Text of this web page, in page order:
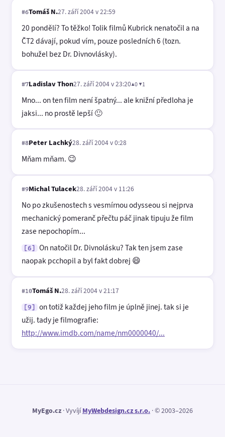
#6Tomáš N.27. září 2004 v 22:59
20 pondělí? To těžko! Tolik filmů Kubrick nenatočil a na
ČT2 dávají, pokud vím, pouze posledních 6 (tozn.
bohužel bez Dr. Divnovlásky).
#7Ladislav Thon27. září 2004 v 23:20▲0 ▼1
Mno... on ten film není špatný... ale knižní předloha je
jaksi... no prostě lepší 🙂
#8Peter Lachký28. září 2004 v 0:28
Mňam mňam. 😉
#9Michal Tulacek28. září 2004 v 11:26
No po zkušenostech s vesmírnou odysseou si nejprva
mechanický pomeranč přečtu páč jinak tipuju že film
zase nepochopím...
[6]
On natočil Dr. Divnolásku? Tak ten jsem zase
naopak pcchopil a byl fakt dobrej 😄
#10Tomáš N.28. září 2004 v 21:17
[9]
on totiž každej jeho film je úplně jinej. tak si je
užij. tady je filmografie:
http://www.imdb.com/name/nm0000040/...
MyEgo.cz · VyvíjíMyWebdesign.cz s.r.o. · © 2003–2026